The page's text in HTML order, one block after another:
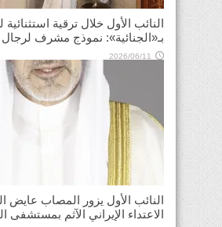
بـ«الجنائية»: نموذج مشرف لرجال
2026/06/11
النائب الأول يزور المصاب عايض
الاعتداء الإيراني الآثم بمستشفى